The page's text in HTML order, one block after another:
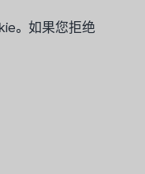
。如果您拒绝